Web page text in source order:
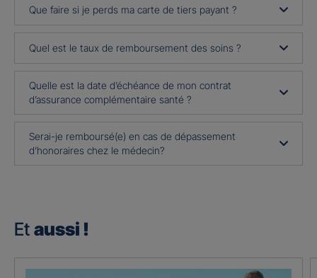
Que faire si je perds ma carte de tiers payant ?
Quel est le taux de remboursement des soins ?
Quelle est la date d’échéance de mon contrat
d’assurance complémentaire santé ?
Serai-je remboursé(e) en cas de dépassement
d’honoraires chez le médecin?
Et aussi !